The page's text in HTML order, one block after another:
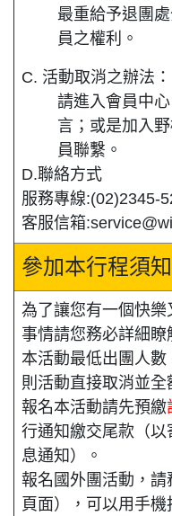
最重給予退團
員之權利。
C. 活動取消之辦法：
請進入會員中
言；或是加入
員聯繫。
D.聯絡方式
服務專線:(02)2345-
客服信箱
參加本行程須知
為了讓您有一個快
事情請您務必詳細瞭
本活動最低出團人
則活動直接取消並全
報名本活動請先預繳
行通知繳交尾款（
息通知）。
報名國外團活動，
頁面），可以用手